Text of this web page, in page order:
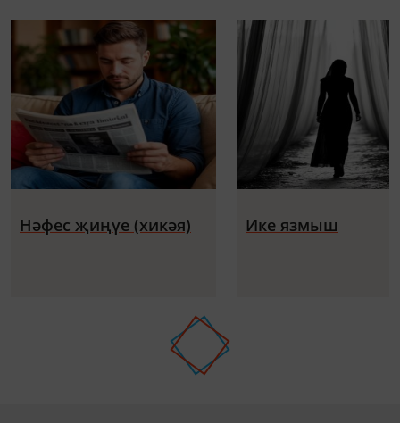
Нәфес җиңүе (хикәя) Ике язмыш